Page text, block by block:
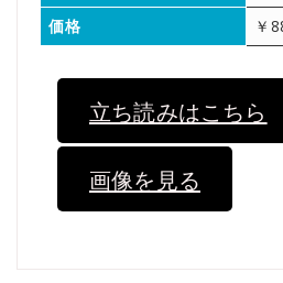
価格
￥
立ち読みはこちら
画像を見る